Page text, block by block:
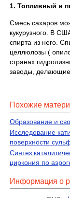
1. Топливный и
Смесь сахаров
кукурузного. В
спирта из него.
целлюлозы (
странах
заводы,
Похожие
Образование и
Исследование
поверхности
Синтез
циркония по
Информация о